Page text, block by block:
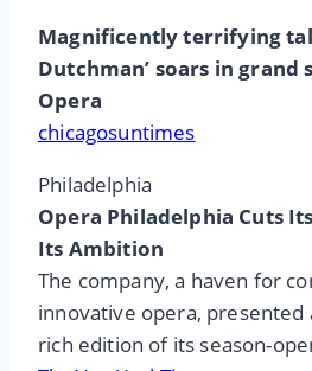
Magnificently terrifying
Dutchman’ soars in grand
Opera
chicagosuntimes
Philadelphia
Opera Philadelphia Cuts
Its Ambition
The company, a haven for
innovative opera, presented
rich edition of its season-